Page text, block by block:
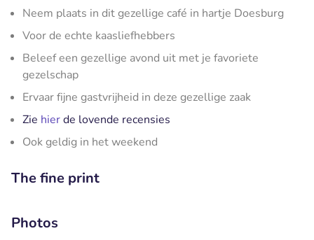
Neem plaats in dit gezellige café in hartje Doesburg
Voor de echte kaasliefhebbers
Beleef een gezellige avond uit met je favoriete
gezelschap
Ervaar fijne gastvrijheid in deze gezellige zaak
Zie hierde lovende recensies
Ook geldig in het weekend
The fine print
Photos